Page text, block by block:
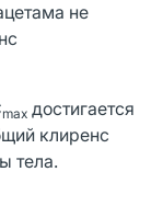
не
max достигается
клиренс
тела.